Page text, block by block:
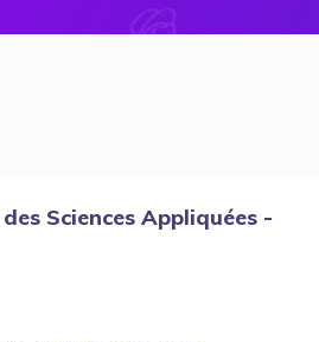
Sciences Appliquées -